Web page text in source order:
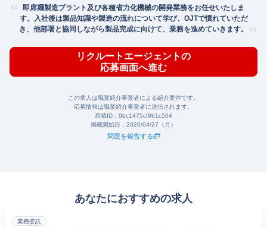
即席麺製造プラント及び各種省力化機械の開発業務をお任せいたしま
す。入社後は製品知識や製造の流れについて学び、OJTで慣れていただ
き、他部署と協同しながら製品完成に向けて、業務を進めていきます。
リクルートエージェントの
応募画面へ進む
この求人は職業紹介事業者による紹介案件です。
応募情報は職業紹介事業者に送信されます。
原稿ID： 9bc1475cf9b1c504
掲載開始日： 2026/04/27（月）
問題を報告する
あなたにおすすめの求人
業務委託